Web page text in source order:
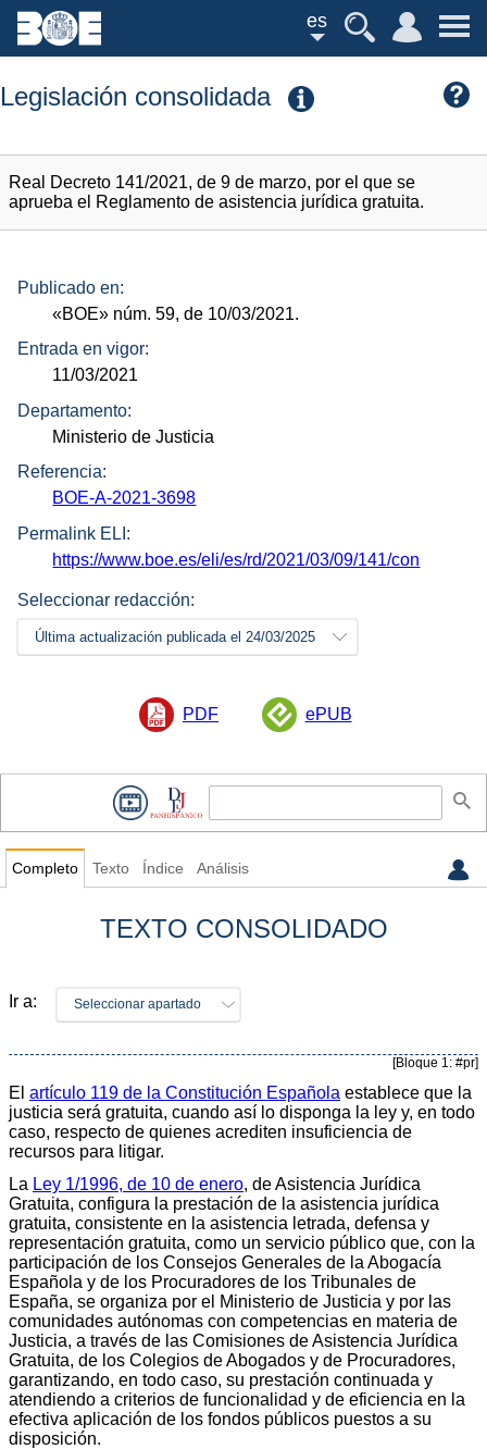
es
Legislación consolidada
Real Decreto 141/2021, de 9 de marzo, por el que se
aprueba el Reglamento de asistencia jurídica gratuita.
Publicado en:
«BOE» núm. 59, de 10/03/2021.
Entrada en vigor:
11/03/2021
Departamento:
Ministerio de Justicia
Referencia:
BOE-A-2021-3698
Permalink ELI:
https://www.boe.es/eli/es/rd/2021/03/09/141/con
Seleccionar redacción:
Última actualización publicada el 24/03/2025
PDF ePUB
Completo Texto Índice Análisis
TEXTO CONSOLIDADO
Ir a: Seleccionar apartado
[Bloque 1: #pr]
El artículo 119 de la Constitución Española establece que la
justicia será gratuita, cuando así lo disponga la ley y, en todo
caso, respecto de quienes acrediten insuficiencia de
recursos para litigar.
La Ley 1/1996, de 10 de enero, de Asistencia Jurídica
Gratuita, configura la prestación de la asistencia jurídica
gratuita, consistente en la asistencia letrada, defensa y
representación gratuita, como un servicio público que, con la
participación de los Consejos Generales de la Abogacía
Española y de los Procuradores de los Tribunales de
España, se organiza por el Ministerio de Justicia y por las
comunidades autónomas con competencias en materia de
Justicia, a través de las Comisiones de Asistencia Jurídica
Gratuita, de los Colegios de Abogados y de Procuradores,
garantizando, en todo caso, su prestación continuada y
atendiendo a criterios de funcionalidad y de eficiencia en la
efectiva aplicación de los fondos públicos puestos a su
disposición.